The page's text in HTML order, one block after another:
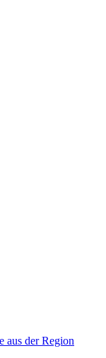
aus der Region